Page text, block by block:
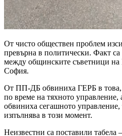
От чисто обществен проблем
превърна в политически. Факт
между общинските съветници
София.
От ПП-ДБ обвиниха ГЕРБ в това,
по време на тяхното управление,
обвиниха сегашното управление,
изпълнява в този момент.
Неизвестни са поставили табела